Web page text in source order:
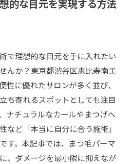
的な目元を実現する方法
で理想的な目元を手に入れたい
んか？東京都渋谷区恵比寿南エ
性に優れたサロンが多く並び、
ち寄れるスポットとしても注目
ナチュラルなカールやまつげへ
など「本当に自分に合う施術」
す。本記事では、まつ毛パーマ
、ダメージを最小限に抑えなが